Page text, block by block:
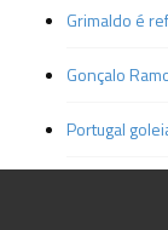
Grimaldo é
Gonçalo
Portugal